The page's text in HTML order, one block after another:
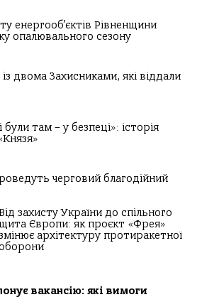
енергооб’єктів Рівненщини
опалювального сезону
двома Захисниками, які віддали
там – у безпеці»: історія
черговий благодійний
захисту України до спільного
щита Європи: як проєкт «Фрея»
архітектуру протиракетної
вакансію: які вимоги